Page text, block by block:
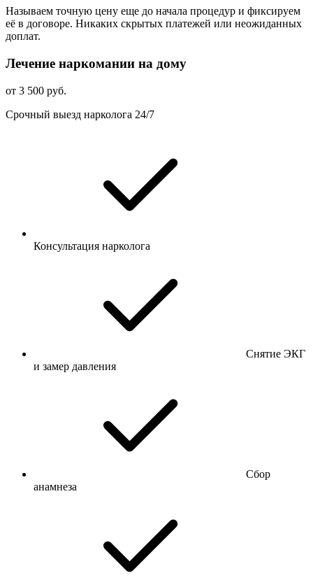
Называем точную цену еще до начала процедур и фиксируем
её в договоре. Никаких скрытых платежей или неожиданных
доплат.
Лечение наркомании на дому
от 3 500 руб.
Срочный выезд нарколога 24/7
Консультация нарколога
Снятие ЭКГ
и замер давления
Сбор
анамнеза